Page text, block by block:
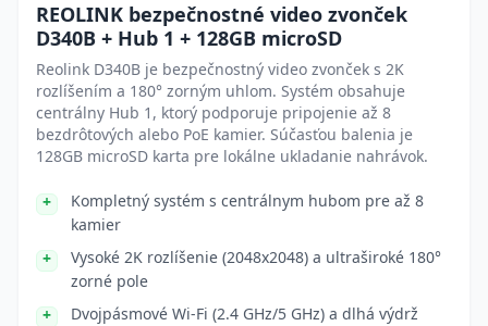
REOLINK bezpečnostné video zvonček
D340B + Hub 1 + 128GB microSD
Reolink D340B je bezpečnostný video zvonček s 2K
rozlíšením a 180° zorným uhlom. Systém obsahuje
centrálny Hub 1, ktorý podporuje pripojenie až 8
bezdrôtových alebo PoE kamier. Súčasťou balenia je
128GB microSD karta pre lokálne ukladanie nahrávok.
Kompletný systém s centrálnym hubom pre až 8
kamier
Vysoké 2K rozlíšenie (2048x2048) a ultraširoké 180°
zorné pole
Dvojpásmové Wi-Fi (2.4 GHz/5 GHz) a dlhá výdrž